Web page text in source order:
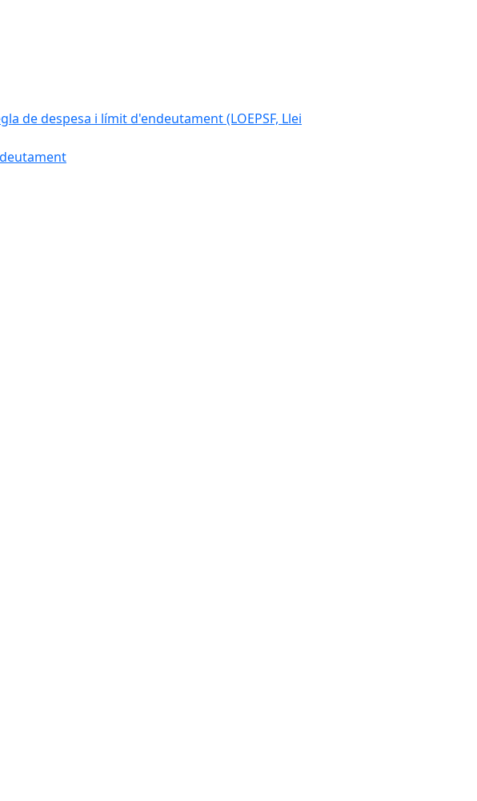
de despesa i límit d'endeutament (LOEPSF, Llei